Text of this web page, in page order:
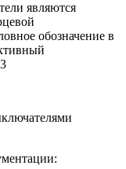
являются
обозначение в